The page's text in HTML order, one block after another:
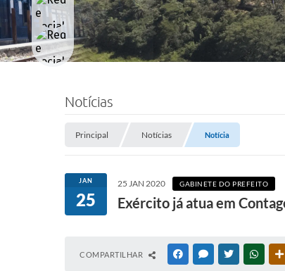
Notícias
Principal Notícias Notícia
JAN
25
25 JAN 2020 GABINETE DO PREFEITO
Exército já atua em
COMPARTILHAR FACEBOOKMESSENGER
TWITTER